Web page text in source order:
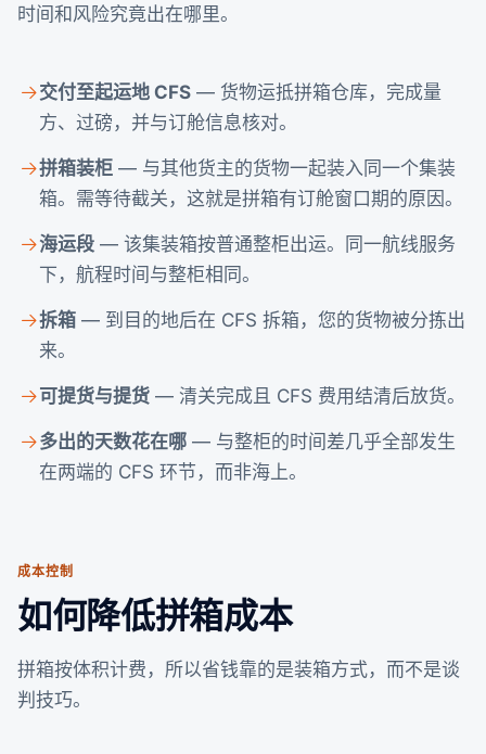
时间和风险究竟出在哪里。
交付至起运地 CFS — 货物运抵拼箱仓库，完成量
方、过磅，并与订舱信息核对。
拼箱装柜 — 与其他货主的货物一起装入同一个集装
箱。需等待截关，这就是拼箱有订舱窗口期的原因。
海运段 — 该集装箱按普通整柜出运。同一航线服务
下，航程时间与整柜相同。
拆箱 — 到目的地后在 CFS 拆箱，您的货物被分拣出
来。
可提货与提货 — 清关完成且 CFS 费用结清后放货。
多出的天数花在哪 — 与整柜的时间差几乎全部发生
在两端的 CFS 环节，而非海上。
成本控制
如何降低拼箱成本
拼箱按体积计费，所以省钱靠的是装箱方式，而不是谈
判技巧。